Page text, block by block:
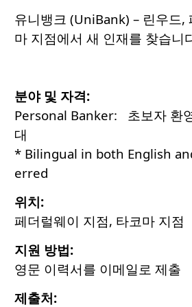
유니뱅크 (UniBank) – 린우드,
마 지점에서 새 인재를 찾습니
분야 및 자격:
Personal Banker: 초보자 환
대
* Bilingual in both English
erred
위치:
페더럴웨이 지점, 타코마 지점
지원 방법:
영문 이력서를 이메일로 제출
제출처: